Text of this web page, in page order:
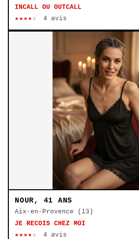
INCALL OU OUTCALL
★★★★☆
4 avis
NOUR, 41 ANS
Aix-en-Provence (13)
JE RECOIS CHEZ MOI
★★★★☆
4 avis